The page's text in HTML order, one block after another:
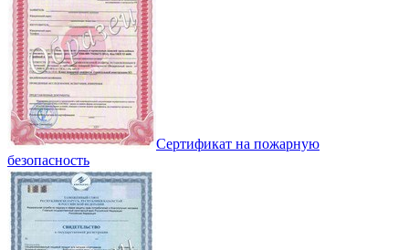
Сертификат на пожарную
безопасность